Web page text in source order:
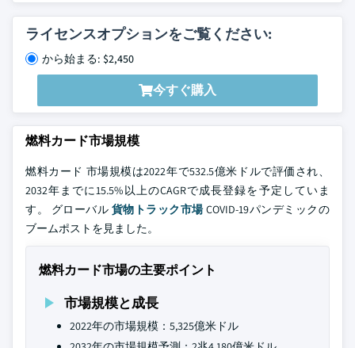
ライセンスオプションをご覧ください:
から始まる: $2,450
今すぐ購入
燃料カード市場規模
燃料カード 市場規模は2022年で532.5億米ドルで評価され、
2032年までに15.5%以上のCAGRで成長登録を予定していま
す。 グローバル 貨物トラック市場COVID-19パンデミックの
ブームポストを見ました。
燃料カード市場の主要ポイント
市場規模と成長
2022年の市場規模：5,325億米ドル